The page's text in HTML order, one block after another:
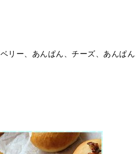
リー、あんぱん、チーズ、あんぱ